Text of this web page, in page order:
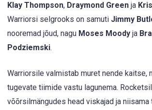
Klay Thompson, Draymond Green ja
Warriorsi selgrooks on samuti Jimmy
nooremad jõud, nagu Moses Moody ja
Podziemski.
Warriorsile valmistab muret nende kaitse,
tugevate tiimide vastu lagunema.
võõrsilmängudes head viskajad ja